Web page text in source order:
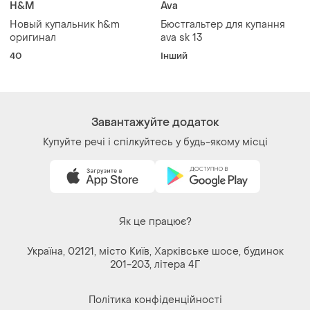
H&M
Новый купальник h&m
оригинал
40
Ava
Бюстгальтер для купання
ava sk 13
Інший
Завантажуйте додаток
Купуйте речі і спілкуйтесь у будь-якому місці
Як це працює?
Україна, 02121, місто Київ, Харківське шосе, будинок
201-203, літера 4Г
Політика конфіденційності